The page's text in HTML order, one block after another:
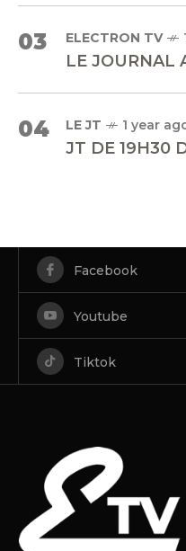
03 ELECTRON TV
LE JOURNAL
04 LE JT 1 year
JT DE 19H30
Facebook
Youtube
Tiktok